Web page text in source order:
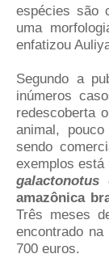
espécies são
uma
enfatizou
Segundo a
inúmeros
redescoberta
animal,
sendo
exemplos está
amazônica
Três meses
encontrado
700 euros.